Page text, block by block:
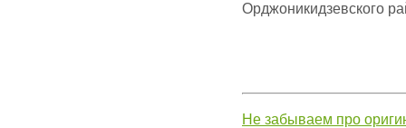
Орджоникидзевского
Не забываем про